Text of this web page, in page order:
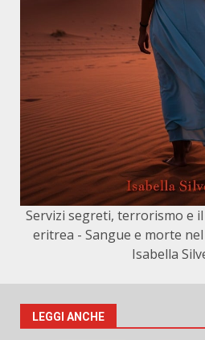
Servizi segreti, terrorismo e
eritrea - Sangue e morte
Isabella
LEGGI ANCHE